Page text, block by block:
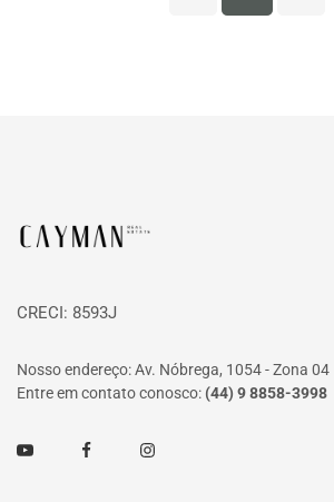
Página inicial
CRECI: 8593J
Nosso endereço: Av. Nóbrega, 1054 - Zona 04
Entre em contato conosco: (44) 9 8858-3998
Youtube FacebookInstagram